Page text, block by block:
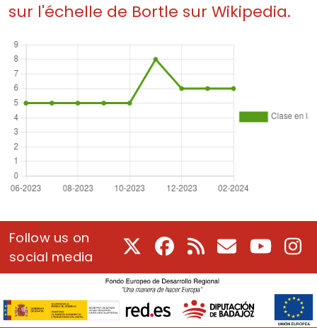
sur l'échelle de Bortle sur Wikipedia.
Follow us on
social media
Facebook
RSS CourrielYoutube